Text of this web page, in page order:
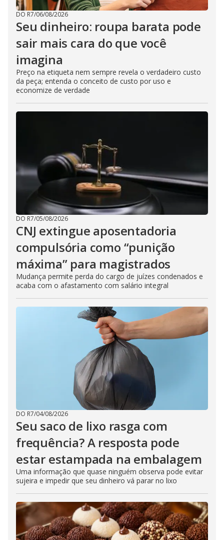
DO R7/06/08/2026
Seu dinheiro: roupa barata pode
sair mais cara do que você
imagina
Preço na etiqueta nem sempre revela o verdadeiro custo
da peça; entenda o conceito de custo por uso e
economize de verdade
DO R7/05/08/2026
CNJ extingue aposentadoria
compulsória como “punição
máxima” para magistrados
Mudança permite perda do cargo de juízes condenados e
acaba com o afastamento com salário integral
DO R7/04/08/2026
Seu saco de lixo rasga com
frequência? A resposta pode
estar estampada na embalagem
Uma informação que quase ninguém observa pode evitar
sujeira e impedir que seu dinheiro vá parar no lixo